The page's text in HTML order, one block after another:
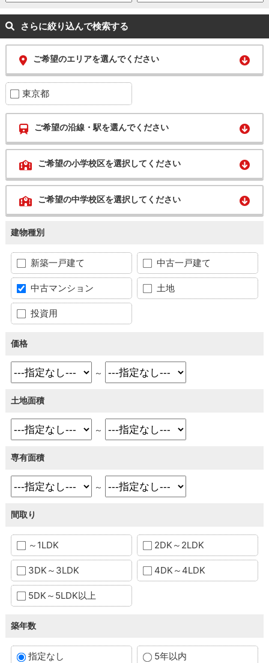
さらに絞り込んで検索する
ご希望のエリアを選んでください
東京都
ご希望の沿線・駅を選んでください
ご希望の小学校区を選択してください
ご希望の中学校区を選択してください
建物種別
新築一戸建て 中古一戸建て
中古マンション 土地
投資用
価格
～
土地面積
～
専有面積
～
間取り
～1LDK 2DK～2LDK
3DK～3LDK 4DK～4LDK
5DK～5LDK以上
築年数
指定なし 5年以内